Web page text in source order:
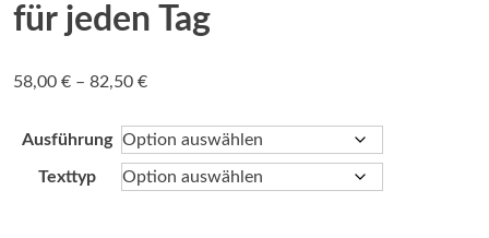
für jeden Tag
58,00 € – 82,50 €Preisspanne:
bis
82,50 €
Ausführung
Texttyp